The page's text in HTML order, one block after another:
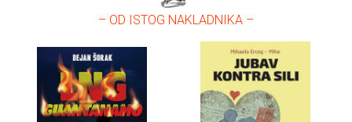
– OD ISTOG NAKLADNIKA –